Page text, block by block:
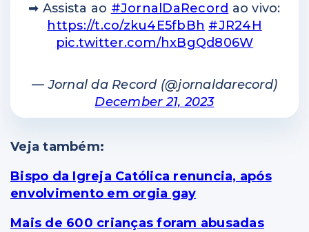
➡ Assista ao #JornalDaRecord ao vivo:
https://t.co/zku4E5fbBh #JR24H
pic.twitter.com/hxBgQd806W
— Jornal da Record (@jornaldarecord)
December 21, 2023
Veja também:
Bispo da Igreja Católica renuncia, após
envolvimento em orgia gay
Mais de 600 crianças foram abusadas